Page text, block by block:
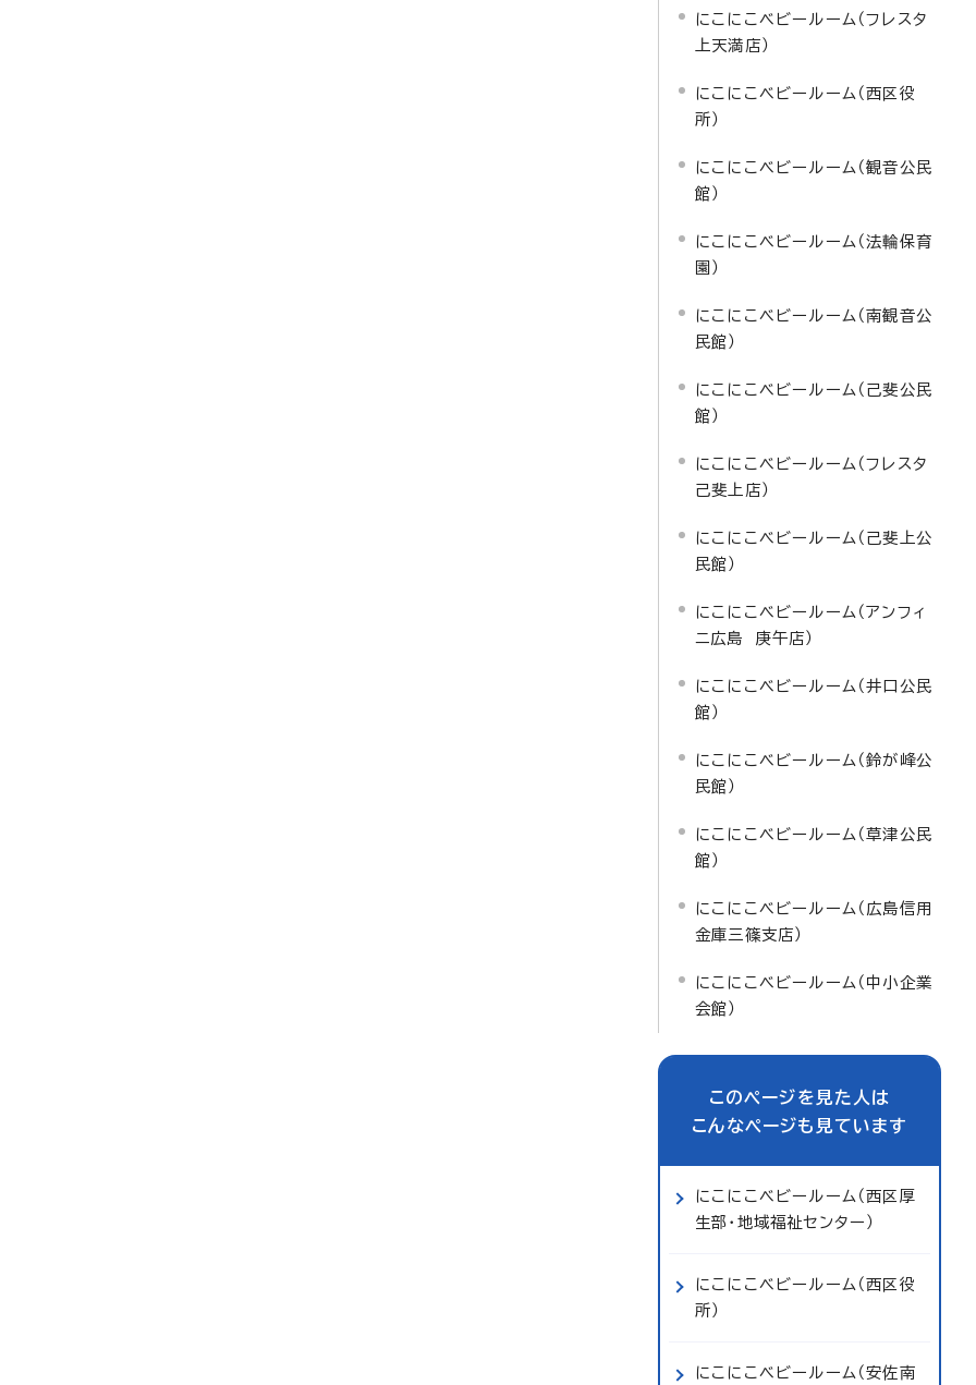
にこにこベビールーム（フレスタ
上天満店）
にこにこベビールーム（西区役
所）
にこにこベビールーム（観音公民
館）
にこにこベビールーム（法輪保育
園）
にこにこベビールーム（南観音公
民館）
にこにこベビールーム（己斐公民
館）
にこにこベビールーム（フレスタ
己斐上店）
にこにこベビールーム（己斐上公
民館）
にこにこベビールーム（アンフィ
ニ広島 庚午店）
にこにこベビールーム（井口公民
館）
にこにこベビールーム（鈴が峰公
民館）
にこにこベビールーム（草津公民
館）
にこにこベビールーム（広島信用
金庫三篠支店）
にこにこベビールーム（中小企業
会館）
このページを見た人は
こんなページも見ています
にこにこベビールーム（西区厚
生部・地域福祉センター）
にこにこベビールーム（西区役
所）
にこにこベビールーム（安佐南